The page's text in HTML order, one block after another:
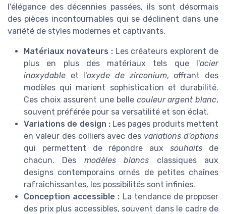
l'élégance des décennies passées, ils sont désormais
des pièces incontournables qui se déclinent dans une
variété de styles modernes et captivants.
Matériaux novateurs :Les créateurs explorent de
plus en plus des matériaux tels que l'acier
inoxydable et l'oxyde de zirconium, offrant des
modèles qui marient sophistication et durabilité.
Ces choix assurent une belle couleur argent blanc,
souvent préférée pour sa versatilité et son éclat.
Variations de design :Les pages produits mettent
en valeur des colliers avec des variations d'options
qui permettent de répondre auxsouhaits de
chacun. Des modèles blancs classiques aux
designs contemporains ornés de petites chaînes
rafraîchissantes, les possibilités sont infinies.
Conception accessible : La tendance de proposer
des prix plus accessibles, souvent dans le cadre de